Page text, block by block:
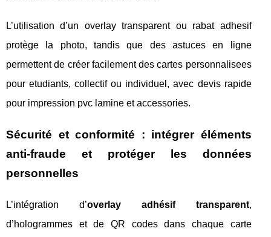
L’utilisation d’un overlay transparent ou rabat adhesif
protège la photo, tandis que des astuces en ligne
permettent de créer facilement des cartes personnalisees
pour etudiants, collectif ou individuel, avec devis rapide
pour impression pvc lamine et accessories.
Sécurité et conformité : intégrer éléments
anti-fraude et protéger les données
personnelles
L’intégration d’overlay adhésif transparent,
d’hologrammes et de QR codes dans chaque carte